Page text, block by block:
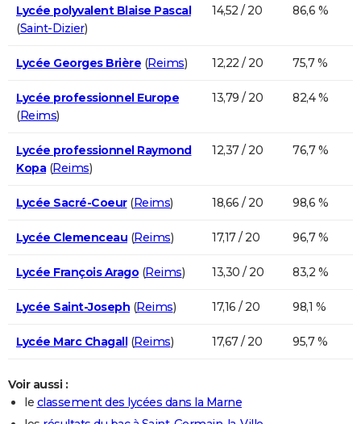
Lycée polyvalent Blaise Pascal
(Saint-Dizier)
14,52 / 20 86,6 %
Lycée Georges Brière (Reims) 12,22 / 20 75,7 %
Lycée professionnel Europe
(Reims)
13,79 / 20 82,4 %
Lycée professionnel Raymond
Kopa(Reims)
12,37 / 20 76,7 %
Lycée Sacré-Coeur(Reims) 18,66 / 20 98,6 %
Lycée Clemenceau (Reims) 17,17 / 20 96,7 %
Lycée François Arago (Reims) 13,30 / 20 83,2 %
Lycée Saint-Joseph (Reims) 17,16 / 20 98,1 %
Lycée Marc Chagall(Reims) 17,67 / 20 95,7 %
Voir aussi :
le classement des lycées dans la Marne